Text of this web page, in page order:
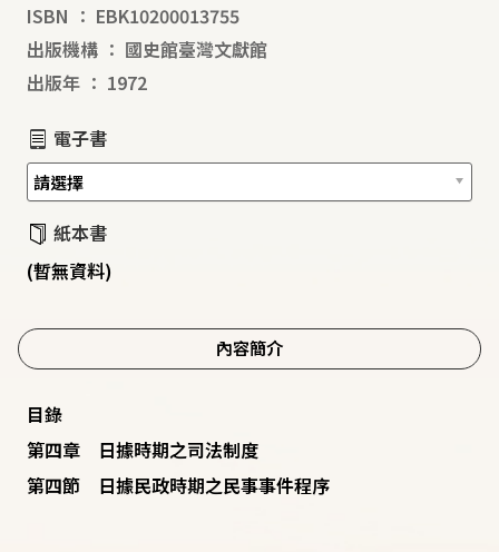
ISBN ： EBK10200013755
出版機構 ： 國史館臺灣文獻館
出版年 ： 1972
電子書
紙本書
(暫無資料)
內容簡介
目錄
第四章 日據時期之司法制度
第四節 日據民政時期之民事事件程序